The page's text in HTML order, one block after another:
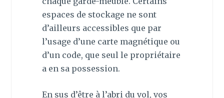
espaces de stockage ne sont
d’ailleurs accessibles que par
l’usage d’une carte magnétique ou
d’un code, que seul le propriétaire
a en sa possession.
En sus d’être à l’abri du vol, vos